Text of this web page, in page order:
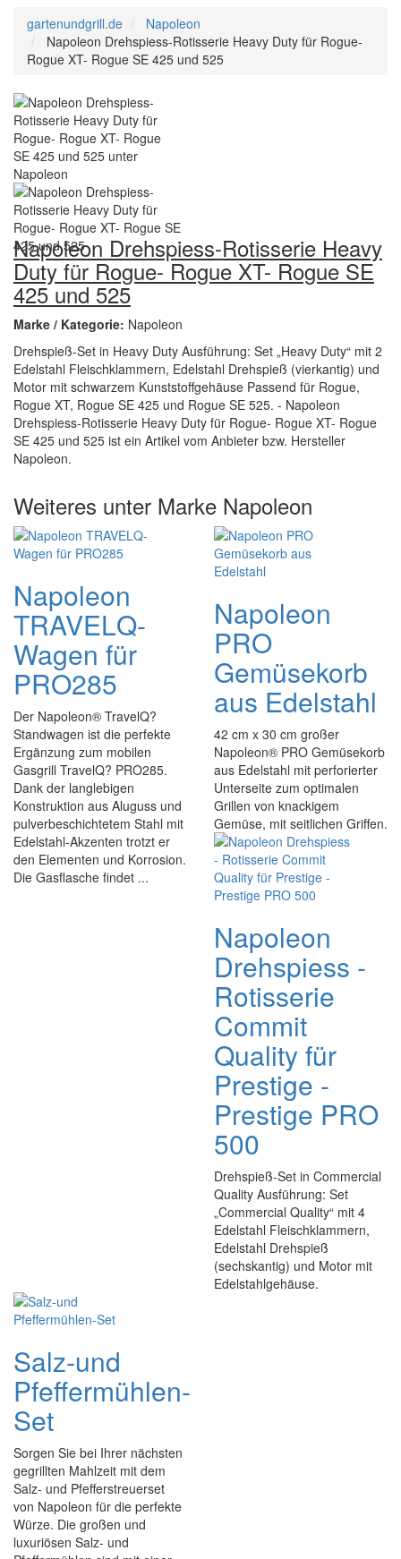
gartenundgrill.de
Napoleon
Napoleon Drehspiess-Rotisserie Heavy Duty für Rogue-
Rogue XT- Rogue SE 425 und 525
Napoleon Drehspiess-Rotisserie Heavy
Duty für Rogue- Rogue XT- Rogue SE
425 und 525
Marke / Kategorie: Napoleon
Drehspieß-Set in Heavy Duty Ausführung: Set „Heavy Duty“ mit 2
Edelstahl Fleischklammern, Edelstahl Drehspieß (vierkantig) und
Motor mit schwarzem Kunststoffgehäuse Passend für Rogue,
Rogue XT, Rogue SE 425 und Rogue SE 525. - Napoleon
Drehspiess-Rotisserie Heavy Duty für Rogue- Rogue XT- Rogue
SE 425 und 525 ist ein Artikel vom Anbieter bzw. Hersteller
Napoleon.
Weiteres unter Marke Napoleon
Napoleon
TRAVELQ-
Wagen für
PRO285
Der Napoleon® TravelQ?
Standwagen ist die perfekte
Ergänzung zum mobilen
Gasgrill TravelQ? PRO285.
Dank der langlebigen
Konstruktion aus Aluguss und
pulverbeschichtetem Stahl mit
Edelstahl-Akzenten trotzt er
den Elementen und Korrosion.
Die Gasflasche findet ...
Napoleon
PRO
Gemüsekorb
aus Edelstahl
42 cm x 30 cm großer
Napoleon® PRO Gemüsekorb
aus Edelstahl mit perforierter
Unterseite zum optimalen
Grillen von knackigem
Gemüse, mit seitlichen Griffen.
Napoleon
Drehspiess -
Rotisserie
Commit
Quality für
Prestige -
Prestige PRO
500
Drehspieß-Set in Commercial
Quality Ausführung: Set
„Commercial Quality“ mit 4
Edelstahl Fleischklammern,
Edelstahl Drehspieß
(sechskantig) und Motor mit
Edelstahlgehäuse.
Salz-und
Pfeffermühlen-
Set
Sorgen Sie bei Ihrer nächsten
gegrillten Mahlzeit mit dem
Salz- und Pfefferstreuerset
von Napoleon für die perfekte
Würze. Die großen und
luxuriösen Salz- und